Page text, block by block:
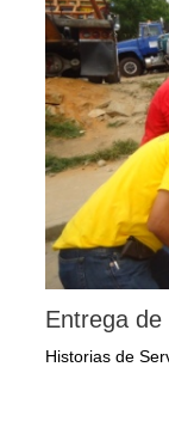
Entrega de
Historias de